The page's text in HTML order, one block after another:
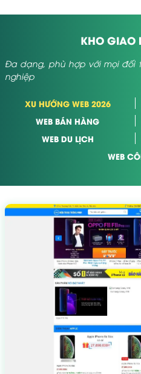
KHO GIAO
Đa dạng, phù hợp với mọi
nghiệp
XU HƯỚNG WEB 2026
WEB BÁN HÀNG
WEB DU LỊCH
WEB